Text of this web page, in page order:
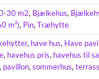
30 m2, Bjælkehus,
m²), Pin, Træhytte
, have hus, Have
, havehus pris, havehus til
, pavillon, sommerhus,